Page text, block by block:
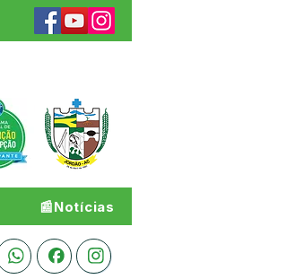
📰Notícias